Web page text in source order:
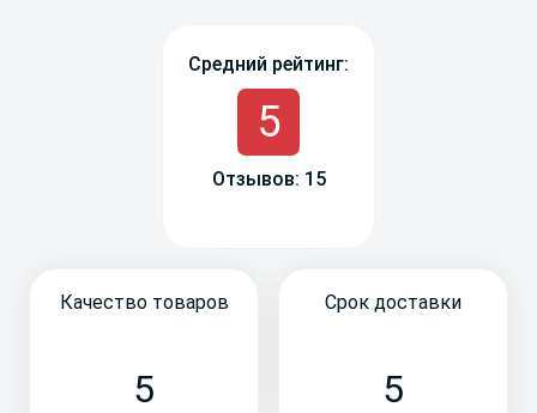
Средний рейтинг:
5
Отзывов: 15
Качество товаров
5
Срок доставки
5